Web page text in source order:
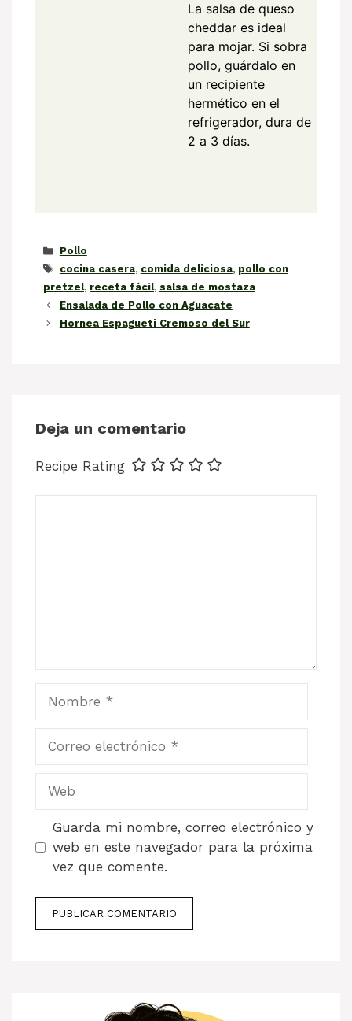
La salsa de queso
cheddar es ideal
para mojar. Si sobra
pollo, guárdalo en
un recipiente
hermético en el
refrigerador, dura de
2 a 3 días.
Categorías
Pollo
Etiquetas
cocina casera, comida deliciosa, pollo con
pretzel, receta fácil, salsa de mostaza
Ensalada de Pollo con Aguacate
Hornea Espagueti Cremoso del Sur
Deja un comentario
Recipe Rating
Nombre
Guarda mi nombre, correo electrónico y
web en este navegador para la próxima
vez que comente.